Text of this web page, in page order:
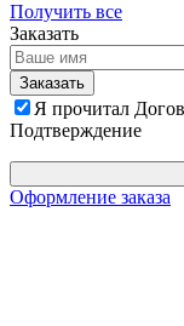
Получить все
Заказать
Я прочитал
Подтверждение
Оформление заказа